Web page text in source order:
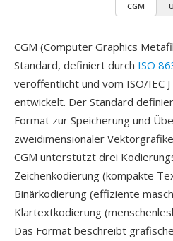
CGM
CGM (Computer Graphics
Standard, definiert durch ISO
veröffentlicht und vom ISO/IEC
entwickelt. Der Standard
Format zur Speicherung und
zweidimensionaler
CGM unterstützt drei
Zeichenkodierung (kompakte
Binärkodierung (effiziente
Klartextkodierung
Das Format beschreibt